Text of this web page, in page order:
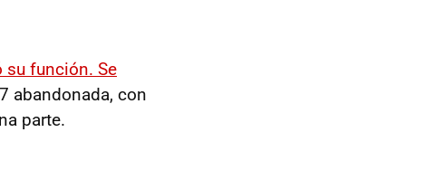
su función. Se
abandonada, con
parte.